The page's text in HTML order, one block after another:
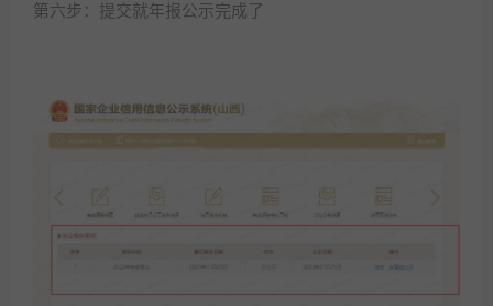
第六步：提交就年报公示完成了